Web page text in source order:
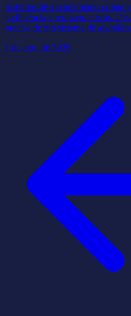
Sistemas de agendamento online
a eficiência e reduzem custos.
precisa de um sistema de
1 de ago. de 2026